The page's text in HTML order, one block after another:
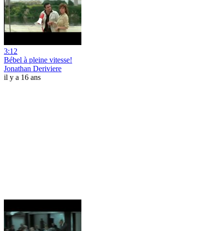
3:12
Bébel à pleine vitesse!
Jonathan Deriviere
il y a 16 ans